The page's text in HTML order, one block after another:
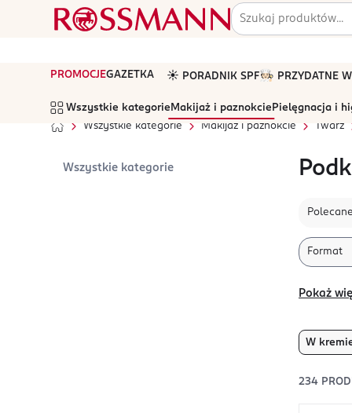
PROMOCJEGAZETKA ☀️ PORADNIK SPF🧑🏻‍🍳 PRZYDATNE
Wszystkie kategorie Makijaż i paznokcie Pielęgnacja i
Wszystkie kategorie
Makijaż i paznokcie Twarz
Wszystkie kategorie
Polecane
Format
Pokaż
W
234